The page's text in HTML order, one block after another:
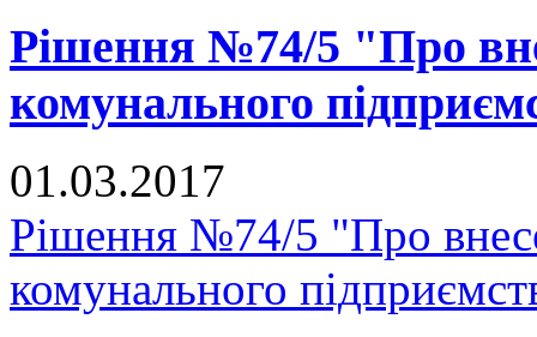
Рішення №74/5 "Про
комунального
01.03.2017
Рішення №74/5 "Про
комунального